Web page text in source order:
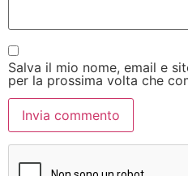
Salva il mio nome, email e
per la prossima volta che